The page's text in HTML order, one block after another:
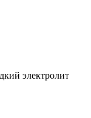
электролит